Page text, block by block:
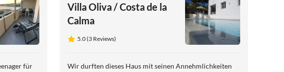
für
Villa Oliva / Costa de la
Calma
5.0 (3 Reviews)
Wir durften dieses Haus mit seinen Annehmlichkeiten